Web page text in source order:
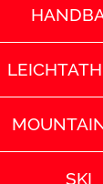
SKI